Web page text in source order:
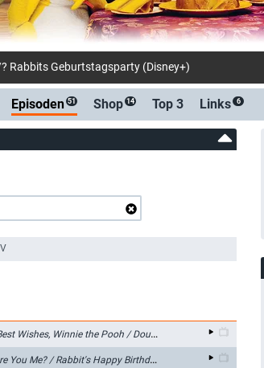
Rabbits Geburtstagsparty (Disney+)
Episoden 51 Shop 14 Top 3 Links 6
Wishes, Winnie the Pooh / Double Time
You Me? / Rabbit's Happy Birthday Party